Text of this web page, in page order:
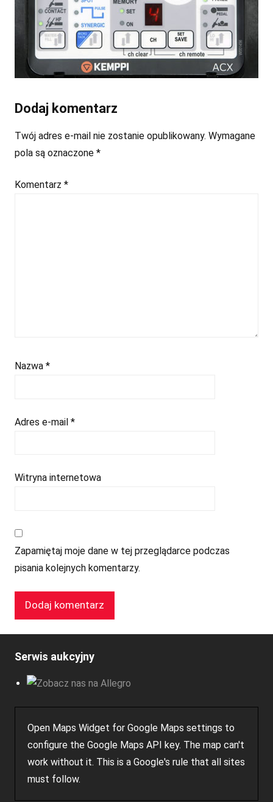
Dodaj komentarz
Twój adres e-mail nie zostanie opublikowany. Wymagane
pola są oznaczone *
Komentarz *
Nazwa *
Adres e-mail *
Witryna internetowa
Zapamiętaj moje dane w tej przeglądarce podczas
pisania kolejnych komentarzy.
Serwis aukcyjny
Open Maps Widget for Google Maps settings to
configure the Google Maps API key. The map can't
work without it. This is a Google's rule that all sites
must follow.